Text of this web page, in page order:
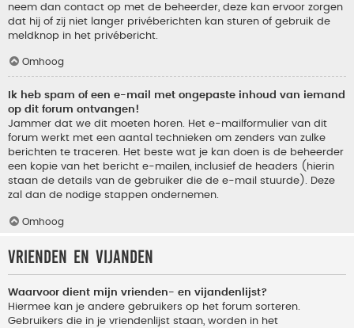
neem dan contact op met de beheerder, deze kan ervoor zorgen
dat hij of zij niet langer privéberichten kan sturen of gebruik de
meldknop in het privébericht.
Omhoog
Ik heb spam of een e-mail met ongepaste inhoud van iemand
op dit forum ontvangen!
Jammer dat we dit moeten horen. Het e-mailformulier van dit
forum werkt met een aantal technieken om zenders van zulke
berichten te traceren. Het beste wat je kan doen is de beheerder
een kopie van het bericht e-mailen, inclusief de headers (hierin
staan de details van de gebruiker die de e-mail stuurde). Deze
zal dan de nodige stappen ondernemen.
Omhoog
Vrienden en vijanden
Waarvoor dient mijn vrienden- en vijandenlijst?
Hiermee kan je andere gebruikers op het forum sorteren.
Gebruikers die in je vriendenlijst staan, worden in het